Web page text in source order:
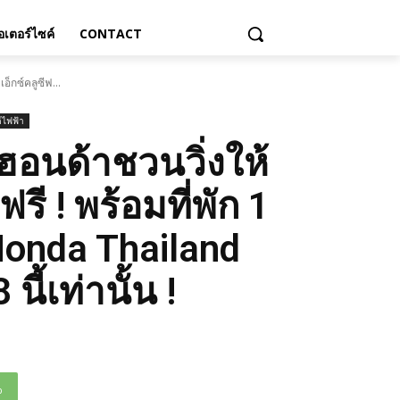
เตอร์ไซค์ CONTACT
อ็กซ์คลูซีฟ...
ฟฟ้า
อนด้าชวนวิ่งให้
รี ! พร้อมที่พัก 1
Thailand
นี้เท่านั้น !